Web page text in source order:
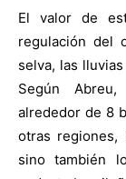
El valor de
regulación del
selva, las
Según
alrededor de 8
otras regiones,
sino también